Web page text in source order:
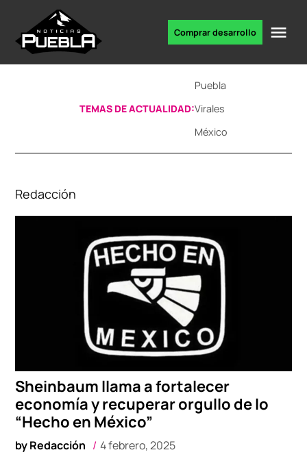
content
Comprar desarrollo
TEMAS DE ACTUALIDAD:
Puebla
Virales
México
Redacción
Sheinbaum llama a fortalecer
economía y recuperar orgullo de lo
“Hecho en México”
byRedacción 4 febrero, 2025